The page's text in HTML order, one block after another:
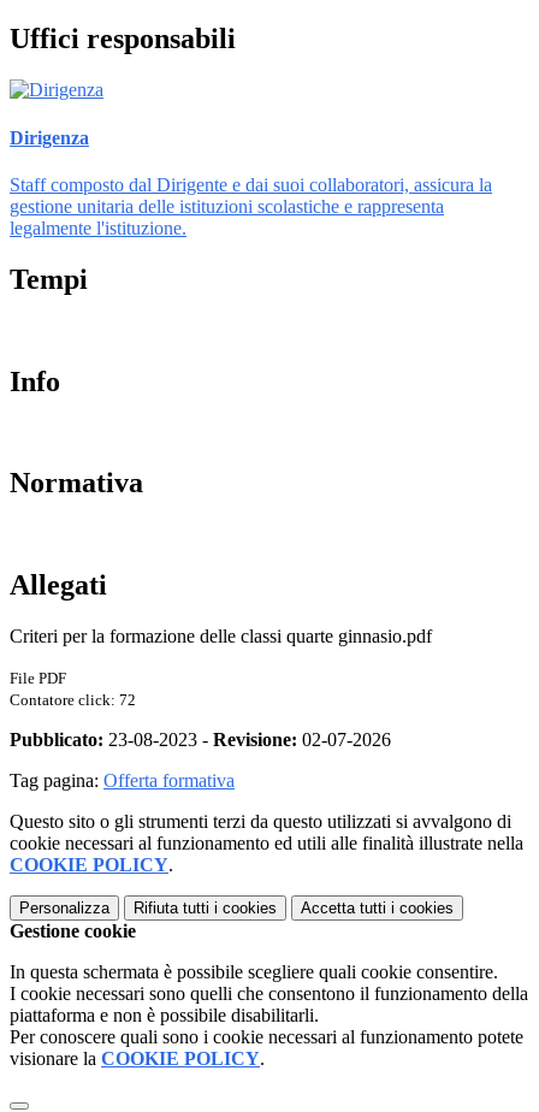
Uffici responsabili
Dirigenza
Staff composto dal Dirigente e dai suoi collaboratori, assicura la
gestione unitaria delle istituzioni scolastiche e rappresenta
legalmente l'istituzione.
Tempi
Info
Normativa
Allegati
Criteri per la formazione delle classi quarte ginnasio.pdf
File PDF
Contatore click: 72
Pubblicato: 23-08-2023 - Revisione: 02-07-2026
Tag pagina: Offerta formativa
Questo sito o gli strumenti terzi da questo utilizzati si avvalgono di
cookie necessari al funzionamento ed utili alle finalità illustrate nella
COOKIE POLICY.
Personalizza Rifiuta tutti i cookies Accetta tutti i cookies
Gestione cookie
In questa schermata è possibile scegliere quali cookie consentire.
I cookie necessari sono quelli che consentono il funzionamento della
piattaforma e non è possibile disabilitarli.
Per conoscere quali sono i cookie necessari al funzionamento potete
visionare la COOKIE POLICY.